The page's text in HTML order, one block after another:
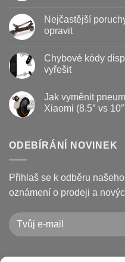
koloběžky
kdy
jak
prodloužit
životnost
u
textu
s
vyměnit
brzdové
destičky
na
koloběžce
Nejčastější
opravit
u
textu
s
poruchy
koloběžek
Kugoo
opravit
Chybové kódy
vyřešit
textu
s
displeje
Xiaomi
Pro
a
jak
je
Jak vyměnit
Xiaomi (8.5″ vs
textu
s
vyměnit
pneumatiku
na
elektrokoloběžce
(8.5″
vs
10″,
duše
ODEBÍRÁNÍ NOVINEK
Přihlaš se k odběru
oznámení o prodeji a